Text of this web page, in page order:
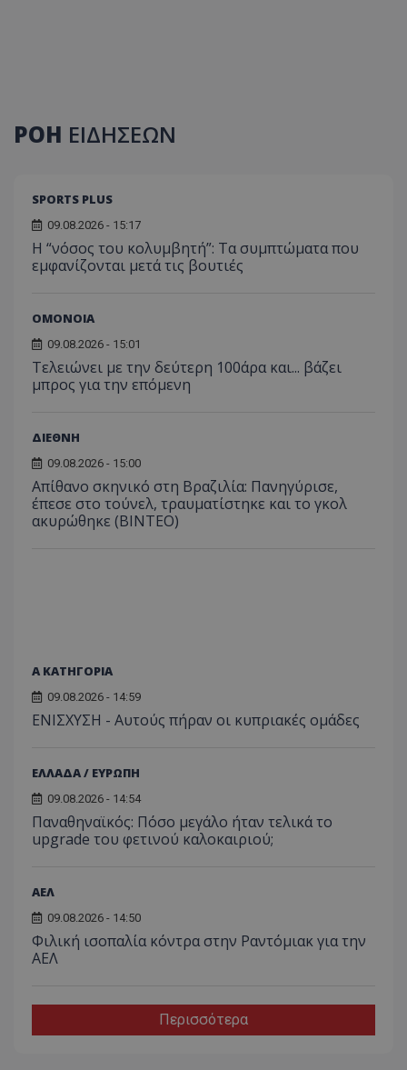
ΡΟΗ ΕΙΔΗΣΕΩΝ
SPORTS PLUS
09.08.2026 - 15:17
Η “νόσος του κολυμβητή”: Τα συμπτώματα που
εμφανίζονται μετά τις βουτιές
ΟΜΟΝΟΙΑ
09.08.2026 - 15:01
Τελειώνει με την δεύτερη 100άρα και... βάζει
μπρος για την επόμενη
ΔΙΕΘΝΗ
09.08.2026 - 15:00
Απίθανο σκηνικό στη Βραζιλία: Πανηγύρισε,
έπεσε στο τούνελ, τραυματίστηκε και το γκολ
ακυρώθηκε (BINTEO)
Α ΚΑΤΗΓΟΡΙΑ
09.08.2026 - 14:59
ΕΝΙΣΧΥΣΗ - Αυτούς πήραν οι κυπριακές ομάδες
ΕΛΛΑΔΑ / ΕΥΡΩΠΗ
09.08.2026 - 14:54
Παναθηναϊκός: Πόσο μεγάλο ήταν τελικά το
upgrade του φετινού καλοκαιριού;
ΑΕΛ
09.08.2026 - 14:50
Φιλική ισοπαλία κόντρα στην Ραντόμιακ για την
ΑΕΛ
Περισσότερα